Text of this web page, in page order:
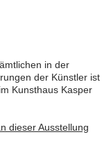
in der
der Künstler ist
Kunsthaus Kasper
dieser Ausstellung